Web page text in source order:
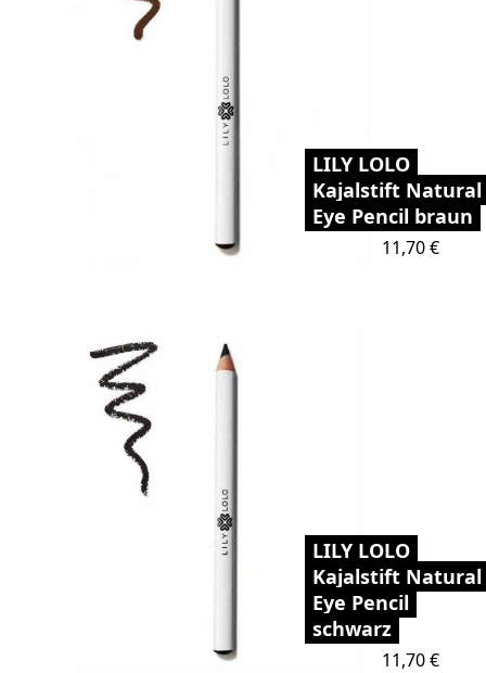
LILY LOLO
Kajalstift Natural
Eye Pencil braun
Preis
11,70 €
LILY LOLO
Kajalstift Natural
Eye Pencil
schwarz
Preis
11,70 €